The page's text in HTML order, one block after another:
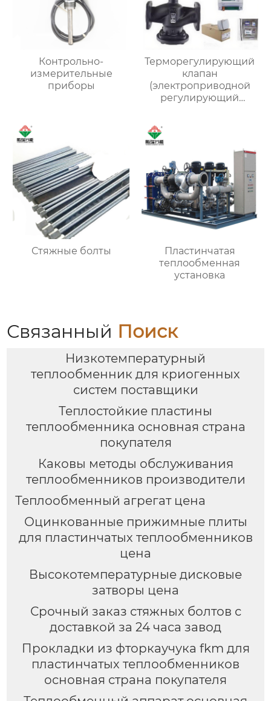
Контрольно-
измерительные
приборы
Терморегулирующий
клапан
(электроприводной
регулирующий
Стяжные болты
Пластинчатая
теплообменная
установка
Связанный Поиск
Низкотемпературный
теплообменник для криогенных
систем поставщики
Теплостойкие пластины
теплообменника основная страна
покупателя
Каковы методы обслуживания
теплообменников производители
Теплообменный агрегат цена
Оцинкованные прижимные плиты
для пластинчатых теплообменников
цена
Высокотемпературные дисковые
затворы цена
Срочный заказ стяжных болтов с
доставкой за 24 часа завод
Прокладки из фторкаучука fkm для
пластинчатых теплообменников
основная страна покупателя